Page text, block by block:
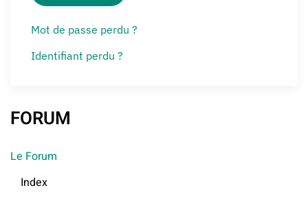
Mot de passe perdu ?
Identifiant perdu ?
FORUM
Le Forum
Index